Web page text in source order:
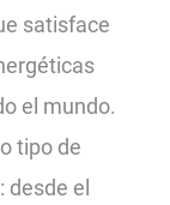
satisface
el mundo.
tipo de
el